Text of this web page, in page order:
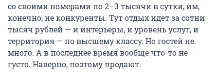
со своими номерами по 2–3 тысячи в сутки, им,
конечно, не конкуренты. Тут отдых идет за сотни
тысяч рублей — и интерьеры, и уровень услуг, и
территория — по высшему классу. Но гостей не
много. А в последнее время вообще что-то не
густо. Наверно, поэтому продают.